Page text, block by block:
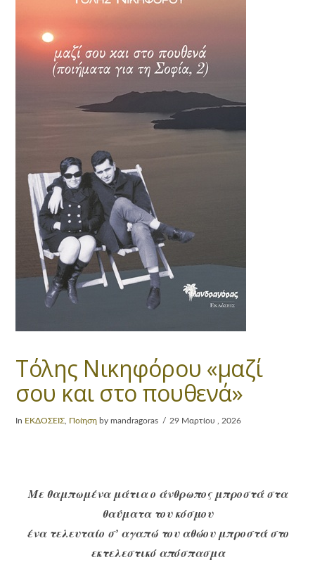
Τόλης Νικηφόρου «μαζί
σου και στο πουθενά»
In ΕΚΔΟΣΕΙΣ Ποίηση by mandragoras 29 Μαρτίου , 2026
Με θαμπωμένα μάτια ο άνθρωπος μπροστά στα
θαύματα του κόσμου
ένα τελευταίο σ’ αγαπώ του αθώου μπροστά στο
εκτελεστικό απόσπασμα